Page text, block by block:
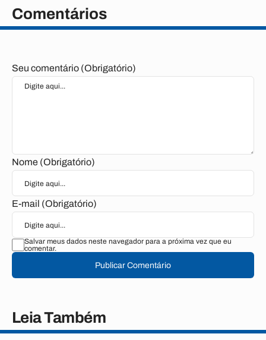
Comentários
Seu comentário (Obrigatório)
Nome (Obrigatório)
E-mail (Obrigatório)
Salvar meus dados neste navegador para a próxima vez que eu
comentar.
Publicar Comentário
Leia Também